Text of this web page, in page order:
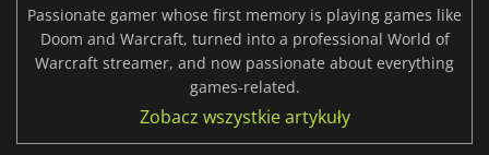
Passionate gamer whose first memory is playing games like
Doom and Warcraft, turned into a professional World of
Warcraft streamer, and now passionate about everything
games-related.
Zobacz wszystkie artykuły